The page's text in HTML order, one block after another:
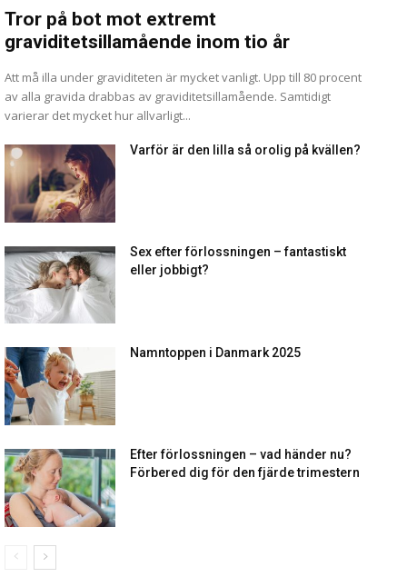
Tror på bot mot extremt
graviditetsillamående inom tio år
Att må illa under graviditeten är mycket vanligt. Upp till 80 procent
av alla gravida drabbas av graviditetsillamående. Samtidigt
varierar det mycket hur allvarligt...
Varför är den lilla så orolig på kvällen?
Sex efter förlossningen – fantastiskt
eller jobbigt?
Namntoppen i Danmark 2025
Efter förlossningen – vad händer nu?
Förbered dig för den fjärde trimestern